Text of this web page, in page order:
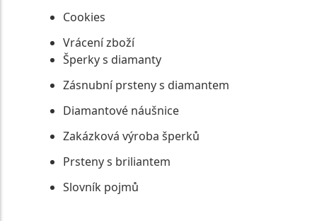
Cookies
Vrácení zboží
Šperky s diamanty
Zásnubní prsteny s diamantem
Diamantové náušnice
Zakázková výroba šperků
Prsteny s briliantem
Slovník pojmů